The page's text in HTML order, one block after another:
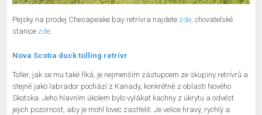
Pejsky na prodej Chesapeake bay retrívra najdete zde, chovatelské
stanice zde.
Nova Scotia duck tolling retrívr
Toller, jak se mu také říká, je nejmenším zástupcem ze skupiny retrívrů a
stejně jako labrador pochází z Kanady, konkrétně z oblasti Nového
Skotska. Jeho hlavním úkolem bylo vylákat kachny z úkrytu a odvést
jejich pozornost, aby je mohl lovec zastřelit. Je velice hravý, rychlý a